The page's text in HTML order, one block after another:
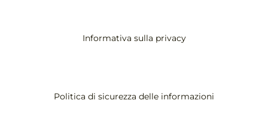
Politica di sicurezza delle informazioni
Informativa sulla privacy